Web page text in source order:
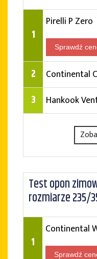
1
Pirelli P Zero
Sprawdź
2 Continental
3 Hankook
Test opon
rozmiarze 235/
1
Continental
Sprawdź